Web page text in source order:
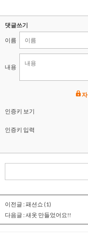
댓글쓰기
이름
내용
인증키 보기
인증키 입력
이전글 :패션쇼 (1)
다음글 :새옷 만들었어요!!